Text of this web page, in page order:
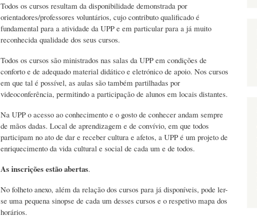
Todos os cursos resultam da disponibilidade demonstrada por
orientadores/professores voluntários, cujo contributo qualificado é
fundamental para a atividade da UPP e em particular para a já muito
reconhecida qualidade dos seus cursos.
Todos os cursos são ministrados nas salas da UPP em condições de
conforto e de adequado material didático e eletrónico de apoio. Nos cursos
em que tal é possível, as aulas são também partilhadas por
videoconferência, permitindo a participação de alunos em locais distantes.
Na UPP o acesso ao conhecimento e o gosto de conhecer andam sempre
de mãos dadas. Local de aprendizagem e de convívio, em que todos
participam no ato de dar e receber cultura e afetos, a UPP é um projeto de
enriquecimento da vida cultural e social de cada um e de todos.
As inscrições estão abertas.
No folheto anexo, além da relação dos cursos para já disponíveis, pode ler-
se uma pequena sinopse de cada um desses cursos e o respetivo mapa dos
horários.